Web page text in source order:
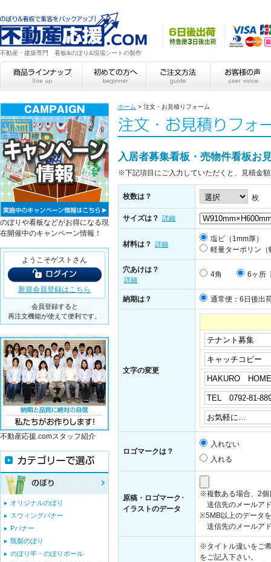
不動産・建築専門 看板&のぼり&現場シートの製作
ホーム > 注文・お見積りフォーム
入居者募集看板・売物件看板お
※下記項目にご入力していただくと、見積金
枚数は？ 枚
サイズは？ 詳細
材料は？ 詳細
塩ビ（1mm厚）
軽量ターポリン（
穴あけは？
詳細
4角 6ヶ所
納期は？ 通常便：6日後出
文字の変更
ロゴマークは？
入れない
入れる
原稿・ロゴマーク･
イラストのデータ
※複数ある場合、2個
送信先のメールア
※5MB以上のデータ
送信先のメールア
※タイトル違いをご
をご記入下さい。
のぼりや看板などがお得になる現
在開催中のキャンペーン情報！
ようこそゲストさん
新規会員登録はこちら
会員登録すると
再注文機能が使えて便利です。
不動産応援.comスタッフ紹介
オリジナルのぼり
スウィングバナー
Pバナー
既製のぼり
のぼり竿・のぼりポール